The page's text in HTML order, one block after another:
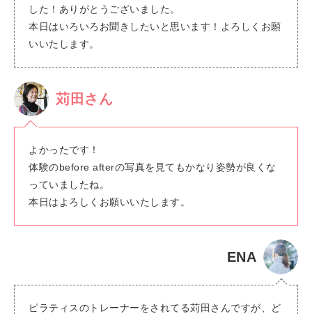
した！ありがとうございました。
本日はいろいろお聞きしたいと思います！よろしくお願
いいたします。
苅田さん
よかったです！
体験のbefore afterの写真を見てもかなり姿勢が良くな
っていましたね。
本日はよろしくお願いいたします。
ENA
ピラティスのトレーナーをされてる苅田さんですが、ど